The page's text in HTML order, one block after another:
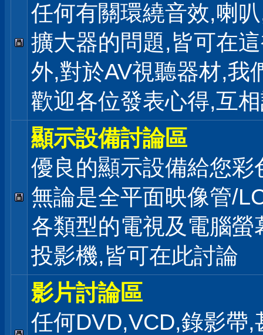
任何有關環繞音效,喇
擴大器的問題,皆可在
外,對於AV視聽器材,我
歡迎各位發表心得,互
顯示設備討論區
優良的顯示設備給您彩
無論是全平面映像管/
各類型的電視及電腦螢
投影機,皆可在此討論
影片討論區
任何DVD,VCD,錄影帶,